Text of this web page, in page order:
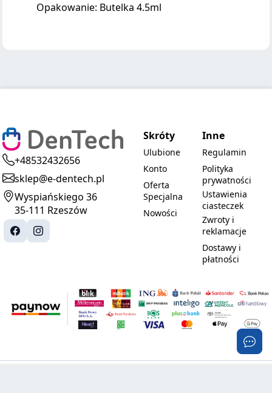
Opakowanie: Butelka 4.5ml
+48532432656
sklep@e-dentech.pl
Wyspiańskiego 36
35-111 Rzeszów
Skróty
Ulubione
Konto
Oferta
Specjalna
Nowości
Inne
Regulamin
Polityka
prywatności
Ustawienia
ciasteczek
Zwroty i
reklamacje
Dostawy i
płatności